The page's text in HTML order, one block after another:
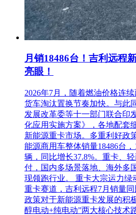
月销18486台！吉利远程
亮眼！
2026年7月，随着燃油价格连
货车淘汰置换节奏加快。与此
发展改革委等十一部门联合印
化应用实施方案》，各地配套
新能源重卡市场。多重利好政
能源商用车整体销量18486台
辆，同比增长37.8%。重卡、
付，国内多场景落地、海外多
现领跑行业。 重卡大宗运力绿
重卡赛道，吉利远程7月销量
政策对于新能源重卡发展的积
醇电动+纯电动”两大核心技术